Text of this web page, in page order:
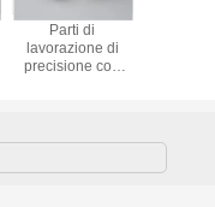
Parti di
lavorazione di
precisione con